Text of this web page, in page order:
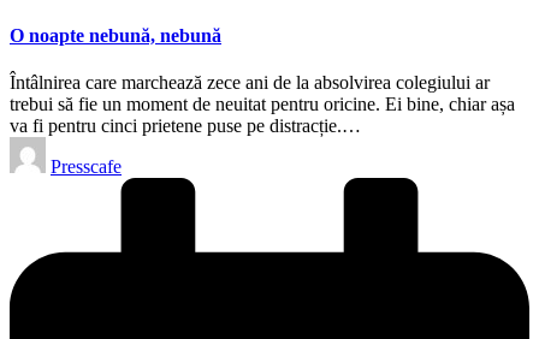
O noapte nebună, nebună
Întâlnirea care marchează zece ani de la absolvirea colegiului ar
trebui să fie un moment de neuitat pentru oricine. Ei bine, chiar așa
va fi pentru cinci prietene puse pe distracție.…
Posted
by
Presscafe